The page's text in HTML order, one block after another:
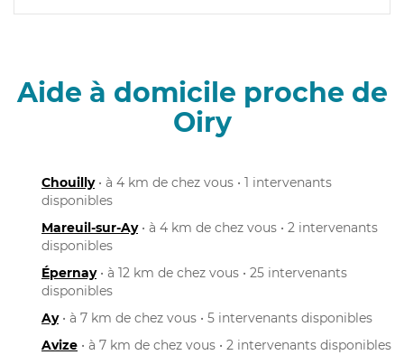
Aide à domicile proche de
Oiry
Chouilly• à 4 km de chez vous • 1 intervenants
disponibles
Mareuil-sur-Ay• à 4 km de chez vous • 2 intervenants
disponibles
Épernay• à 12 km de chez vous • 25 intervenants
disponibles
Ay• à 7 km de chez vous • 5 intervenants disponibles
Avize • à 7 km de chez vous • 2 intervenants disponibles